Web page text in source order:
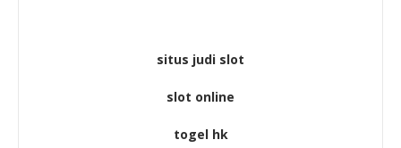
situs judi slot
slot online
togel hk